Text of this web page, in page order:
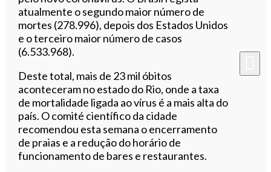
atualmente o segundo maior número de
mortes (278.996), depois dos Estados Unidos
e o terceiro maior número de casos
(6.533.968).
Deste total, mais de 23 mil óbitos
aconteceram no estado do Rio, onde a taxa
de mortalidade ligada ao vírus é a mais alta do
país. O comité científico da cidade
recomendou esta semana o encerramento
de praias e a redução do horário de
funcionamento de bares e restaurantes.